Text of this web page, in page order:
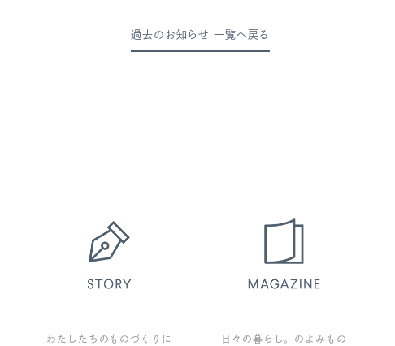
過去のお知らせ 一覧へ戻る
わたしたちのものづくりに
日々の暮らし。のよみもの